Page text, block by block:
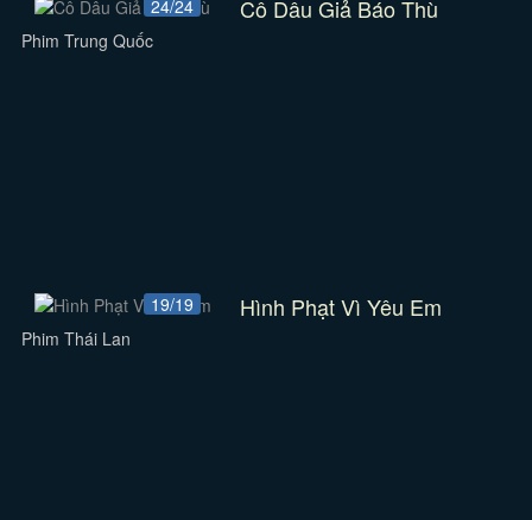
24/24 Cô Dâu Giả Báo Thù
Phim Trung Quốc
19/19 Hình Phạt Vì Yêu Em
Phim Thái Lan